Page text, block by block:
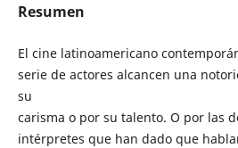
Resumen
El cine latinoamericano
serie de actores alcancen una
su
carisma o por su talento. O por las
intérpretes que han dado que